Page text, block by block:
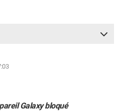
Galaxy bloqué